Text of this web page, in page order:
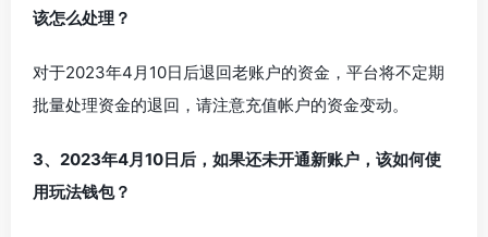
该怎么处理？
对于2023年4月10日后退回老账户的资金，平台将不定期
批量处理资金的退回，请注意充值帐户的资金变动。
3、2023年4月10日后，如果还未开通新账户，该如何使
用玩法钱包？